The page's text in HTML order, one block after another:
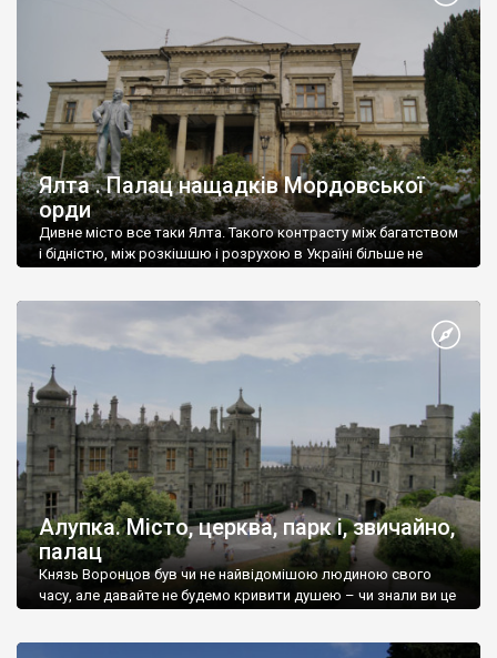
Ялта . Палац нащадків Мордовської
орди
Дивне місто все таки Ялта. Такого контрасту між багатством
і бідністю, між розкішшю і розрухою в Україні більше не
Алупка. Місто, церква, парк і, звичайно,
палац
Князь Воронцов був чи не найвідомішою людиною свого
часу, але давайте не будемо кривити душею – чи знали ви це